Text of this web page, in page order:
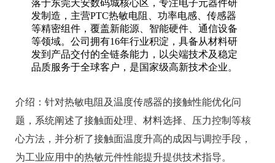
落于东莞天安数码城核心区，专注电子元器件研
发制造，主营PTC热敏电阻、功率电感、传感器
等精密组件，覆盖新能源、智能硬件、通信设备
等领域。公司拥有16年行业积淀，具备从材料研
发到产品交付的全链条能力，以尖端技术及稳定
品质服务于全球客户，是国家级高新技术企业。
介绍： 针对热敏电阻及温度传感器的接触性能优化问
题，系统阐述了接触面处理、材料选择、压力控制等核
心方法，并分析了接触面温度升高的成因与调控手段，
为工业应用中的热敏元件性能提升提供技术指导。